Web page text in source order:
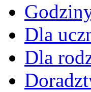
Dla
Dla